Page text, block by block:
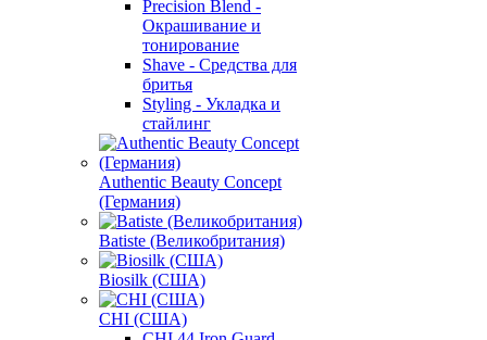
Precision Blend -
Окрашивание и
тонирование
Shave - Средства для
бритья
Styling - Укладка и
стайлинг
Authentic Beauty Concept
(Германия)
Batiste (Великобритания)
Biosilk (США)
CHI (США)